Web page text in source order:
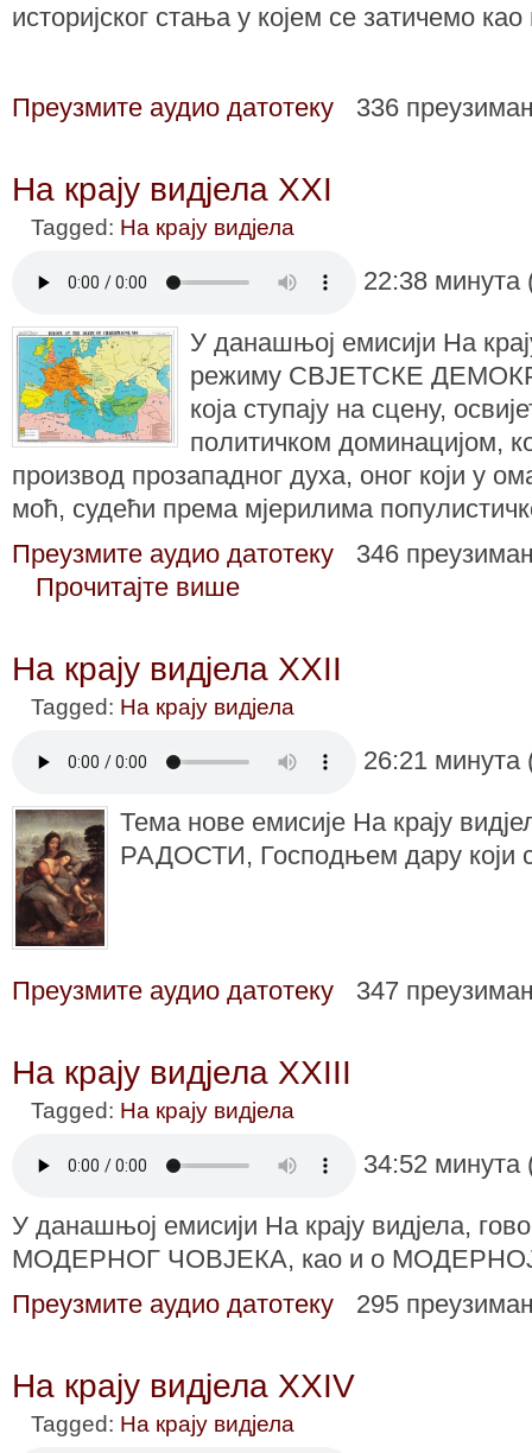
историјског стања у којем се затичемо као
Преузмите аудио датотеку 336
На крају видјела XXI
Tagged: На крају видјела
22:38
У данашњој емисији На
режиму СВЈЕТСКЕ
која ступају на сцену,
политичком доминацијом,
производ прозападног духа, оног који у
моћ, судећи према мјерилима
Преузмите аудио датотеку
346
Прочитајте више
На крају видјела XXII
Tagged: На крају видјела
26:21
Тема нове емисије На крају
РАДОСТИ, Господњем дару који
Преузмите аудио датотеку 347
На крају видјела XXIII
Tagged: На крају видјела
34:52
У данашњој емисији На крају видјела,
МОДЕРНОГ ЧОВЈЕКА, као и о
Преузмите аудио датотеку
295
На крају видјела XXIV
Tagged: На крају видјела